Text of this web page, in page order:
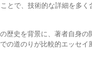
とで、技術的な詳細を多く
歴史を背景に、著者自身の
の道のりが比較的エッセイ